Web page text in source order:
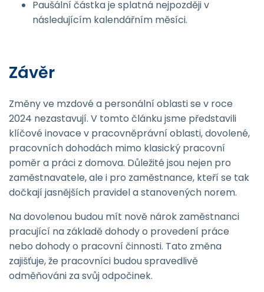
Paušální částka je splatná nejpozději v
následujícím kalendářním měsíci.
Závěr
Změny ve mzdové a personální oblasti se v roce
2024 nezastavují. V tomto článku jsme představili
klíčové inovace v pracovněprávní oblasti, dovolené,
pracovních dohodách mimo klasický pracovní
poměr a práci z domova. Důležité jsou nejen pro
zaměstnavatele, ale i pro zaměstnance, kteří se tak
dočkají jasnějších pravidel a stanovených norem.
Na dovolenou budou mít nově nárok zaměstnanci
pracující na základě dohody o provedení práce
nebo dohody o pracovní činnosti. Tato změna
zajišťuje, že pracovníci budou spravedlivě
odměňováni za svůj odpočinek.